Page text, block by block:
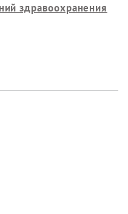
здравоохранения